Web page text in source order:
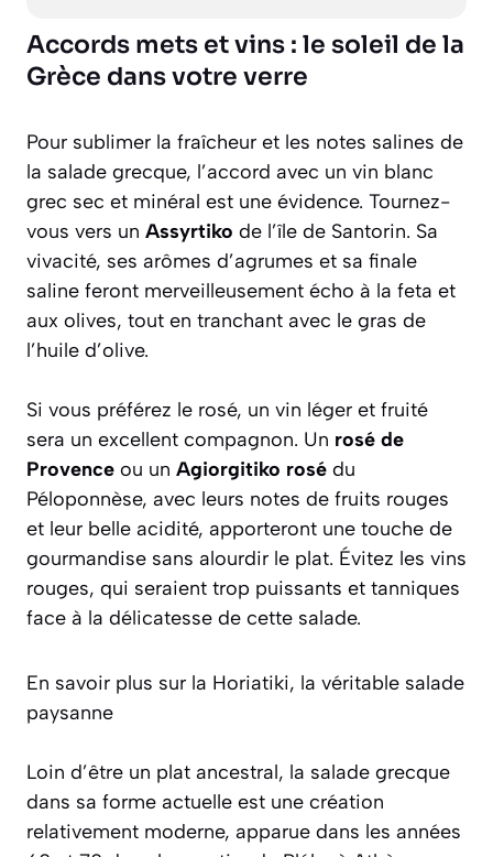
Accords mets et vins : le soleil de la
Grèce dans votre verre
Pour sublimer la fraîcheur et les notes salines de
la salade grecque, l’accord avec un vin blanc
grec sec et minéral est une évidence. Tournez-
vous vers un Assyrtiko de l’île de Santorin. Sa
vivacité, ses arômes d’agrumes et sa finale
saline feront merveilleusement écho à la feta et
aux olives, tout en tranchant avec le gras de
l’huile d’olive.
Si vous préférez le rosé, un vin léger et fruité
sera un excellent compagnon. Un rosé de
Provence ou un Agiorgitiko rosé du
Péloponnèse, avec leurs notes de fruits rouges
et leur belle acidité, apporteront une touche de
gourmandise sans alourdir le plat. Évitez les vins
rouges, qui seraient trop puissants et tanniques
face à la délicatesse de cette salade.
En savoir plus sur la Horiatiki, la véritable salade
paysanne
Loin d’être un plat ancestral, la salade grecque
dans sa forme actuelle est une création
relativement moderne, apparue dans les années